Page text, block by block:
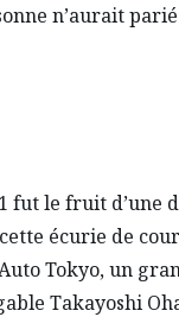
n’aurait
fut le fruit d’une
écurie de
Tokyo, un
Takayoshi